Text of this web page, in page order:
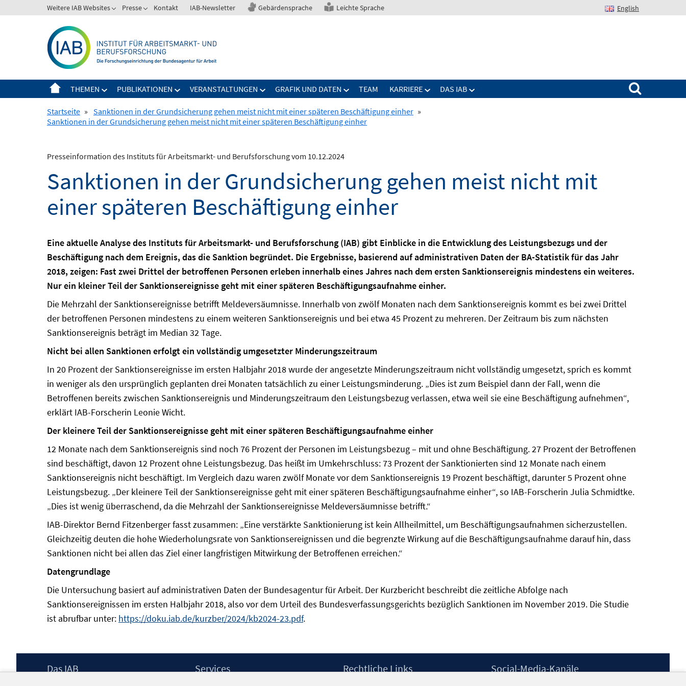
zum
Weitere IAB Websites Presse Kontakt IAB-Newsletter Gebärdensprache Leichte Sprache English
THEMEN PUBLIKATIONEN VERANSTALTUNGEN GRAFIK UND DATEN TEAM KARRIERE DAS IAB
Suchen nach:
Startseite » Sanktionen in der Grundsicherung gehen meist nicht mit einer späteren Beschäftigung einher »
Sanktionen in der Grundsicherung gehen meist nicht mit einer späteren Beschäftigung einher
Presseinformation des Instituts für Arbeitsmarkt- und Berufsforschung vom 10.12.2024
Sanktionen in der Grundsicherung gehen meist nicht mit
einer späteren Beschäftigung einher
Eine aktuelle Analyse des Instituts für Arbeitsmarkt- und Berufsforschung (IAB) gibt Einblicke in die Entwicklung des Leistungsbezugs und der
Beschäftigung nach dem Ereignis, das die Sanktion begründet. Die Ergebnisse, basierend auf administrativen Daten der BA-Statistik für das Jahr
2018, zeigen: Fast zwei Drittel der betroffenen Personen erleben innerhalb eines Jahres nach dem ersten Sanktionsereignis mindestens ein weiteres.
Nur ein kleiner Teil der Sanktionsereignisse geht mit einer späteren Beschäftigungsaufnahme einher.
Die Mehrzahl der Sanktionsereignisse betrifft Meldeversäumnisse. Innerhalb von zwölf Monaten nach dem Sanktionsereignis kommt es bei zwei Drittel
der betroffenen Personen mindestens zu einem weiteren Sanktionsereignis und bei etwa 45 Prozent zu mehreren. Der Zeitraum bis zum nächsten
Sanktionsereignis beträgt im Median 32 Tage.
Nicht bei allen Sanktionen erfolgt ein vollständig umgesetzter Minderungszeitraum
In 20 Prozent der Sanktionsereignisse im ersten Halbjahr 2018 wurde der angesetzte Minderungszeitraum nicht vollständig umgesetzt, sprich es kommt
in weniger als den ursprünglich geplanten drei Monaten tatsächlich zu einer Leistungsminderung. „Dies ist zum Beispiel dann der Fall, wenn die
Betroffenen bereits zwischen Sanktionsereignis und Minderungszeitraum den Leistungsbezug verlassen, etwa weil sie eine Beschäftigung aufnehmen“,
erklärt IAB-Forscherin Leonie Wicht.
Der kleinere Teil der Sanktionsereignisse geht mit einer späteren Beschäftigungsaufnahme einher
12 Monate nach dem Sanktionsereignis sind noch 76 Prozent der Personen im Leistungsbezug – mit und ohne Beschäftigung. 27 Prozent der Betroffenen
sind beschäftigt, davon 12 Prozent ohne Leistungsbezug. Das heißt im Umkehrschluss: 73 Prozent der Sanktionierten sind 12 Monate nach einem
Sanktionsereignis nicht beschäftigt. Im Vergleich dazu waren zwölf Monate vor dem Sanktionsereignis 19 Prozent beschäftigt, darunter 5 Prozent ohne
Leistungsbezug. „Der kleinere Teil der Sanktionsereignisse geht mit einer späteren Beschäftigungsaufnahme einher“, so IAB-Forscherin Julia Schmidtke.
„Dies ist wenig überraschend, da die Mehrzahl der Sanktionsereignisse Meldeversäumnisse betrifft.“
IAB-Direktor Bernd Fitzenberger fasst zusammen: „Eine verstärkte Sanktionierung ist kein Allheilmittel, um Beschäftigungsaufnahmen sicherzustellen.
Gleichzeitig deuten die hohe Wiederholungsrate von Sanktionsereignissen und die begrenzte Wirkung auf die Beschäftigungsaufnahme darauf hin, dass
Sanktionen nicht bei allen das Ziel einer langfristigen Mitwirkung der Betroffenen erreichen.“
Datengrundlage
Die Untersuchung basiert auf administrativen Daten der Bundesagentur für Arbeit. Der Kurzbericht beschreibt die zeitliche Abfolge nach
Sanktionsereignissen im ersten Halbjahr 2018, also vor dem Urteil des Bundesverfassungsgerichts bezüglich Sanktionen im November 2019. Die Studie
ist abrufbar unter: https://doku.iab.de/kurzber/2024/kb2024-23.pdf.
Footer
Das IAB Services Rechtliche Links Social-Media-Kanäle